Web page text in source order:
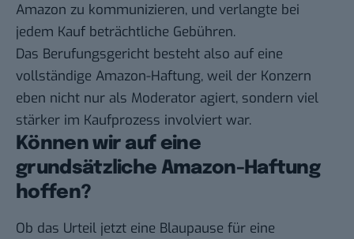
Amazon zu kommunizieren, und verlangte bei
jedem Kauf beträchtliche Gebühren.
Das Berufungsgericht besteht also auf eine
vollständige Amazon-Haftung, weil der Konzern
eben nicht nur als Moderator agiert, sondern viel
stärker im Kaufprozess involviert war.
Können wir auf eine
grundsätzliche Amazon-Haftung
hoffen?
Ob das Urteil jetzt eine Blaupause für eine